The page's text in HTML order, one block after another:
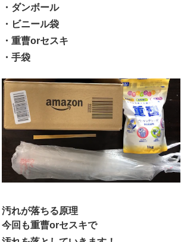
・ダンボール
・ビニール袋
・重曹orセスキ
・手袋
汚れが落ちる原理
今回も重曹orセスキで